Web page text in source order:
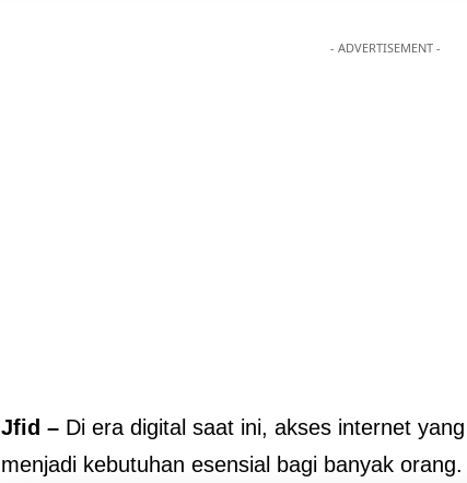
- ADVERTISEMENT -
Jfid – Di era digital saat ini, akses internet
menjadi kebutuhan esensial bagi banyak orang.